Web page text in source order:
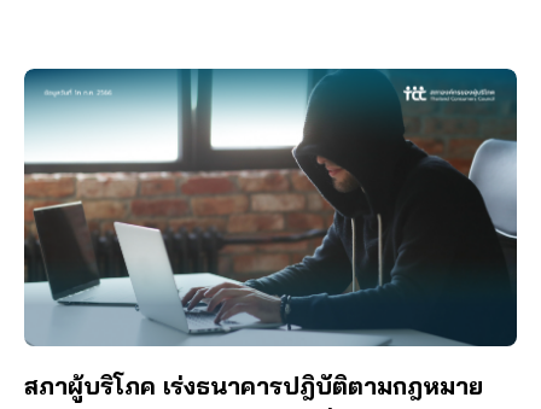
สภาผู้บริโภค เร่งธนาคารปฎิบัติตามกฎหมาย